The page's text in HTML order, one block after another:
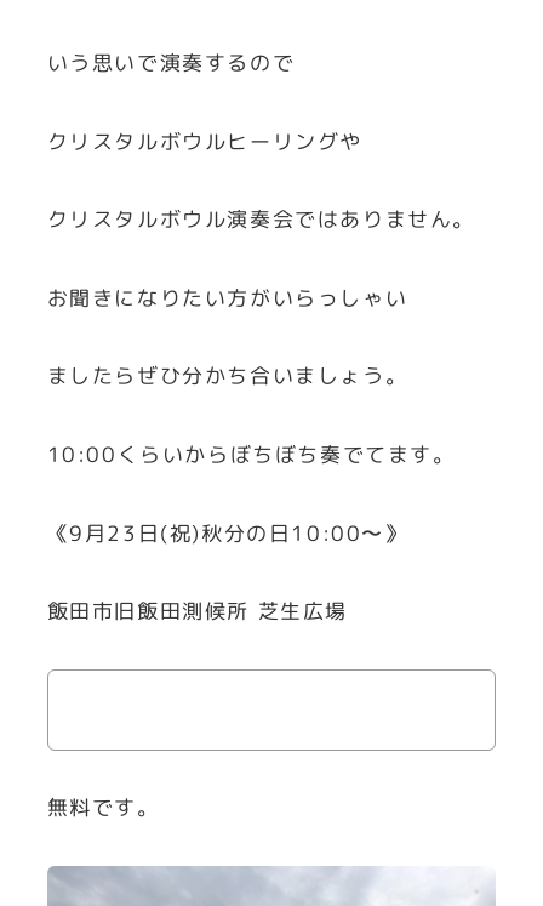
いう思いで演奏するので
クリスタルボウルヒーリングや
クリスタルボウル演奏会ではありません。
お聞きになりたい方がいらっしゃい
ましたらぜひ分かち合いましょう。
10:00くらいからぼちぼち奏でてます。
《9月23日(祝)秋分の日10:00〜》
飯田市旧飯田測候所 芝生広場
無料です。